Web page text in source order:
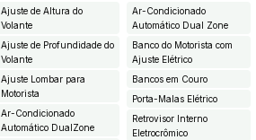
Ajuste de Altura do
Volante
Ajuste de Profundidade do
Volante
Ajuste Lombar para
Motorista
Ar-Condicionado
Automático DualZone
Ar-Condicionado
Automático Dual Zone
Banco do Motorista com
Ajuste Elétrico
Bancos em Couro
Porta-Malas Elétrico
Retrovisor Interno
Eletrocrômico